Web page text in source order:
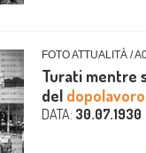
FOTO ATTUALITÀ /
Turati mentre
del
DATA: 30.07.1930